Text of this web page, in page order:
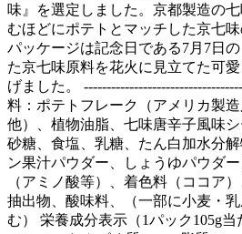
味』を選定しました。京都製造の
むほどにポテトとマッチした京七味
パッケージは記念日である7月7日
た京七味原料を花火に見立てた可
げました。
料：ポテトフレーク（アメリカ製
他）、植物油脂、七味唐辛子風味シ
砂糖、食塩、乳糖、たん白加水分
ン果汁パウダー、しょうゆパウダ
（アミノ酸等）、着色料（ココア
抽出物、酸味料、（一部に小麦・
む） 栄養成分表示（1パック105g